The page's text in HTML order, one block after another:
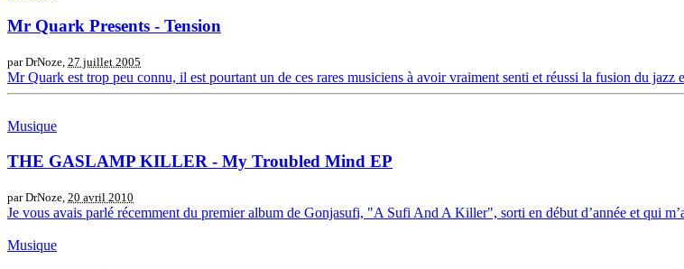
Mr Quark Presents - Tension
par DrNoze, 27 juillet 2005
Mr Quark est trop peu connu, il est pourtant un de ces rares musiciens à avoir vraiment senti et réussi la fusion du jazz
Musique
THE GASLAMP KILLER - My Troubled Mind EP
par DrNoze, 20 avril 2010
Je vous avais parlé récemment du premier album de Gonjasufi, "A Sufi And A Killer", sorti en début d’année et qui
Musique